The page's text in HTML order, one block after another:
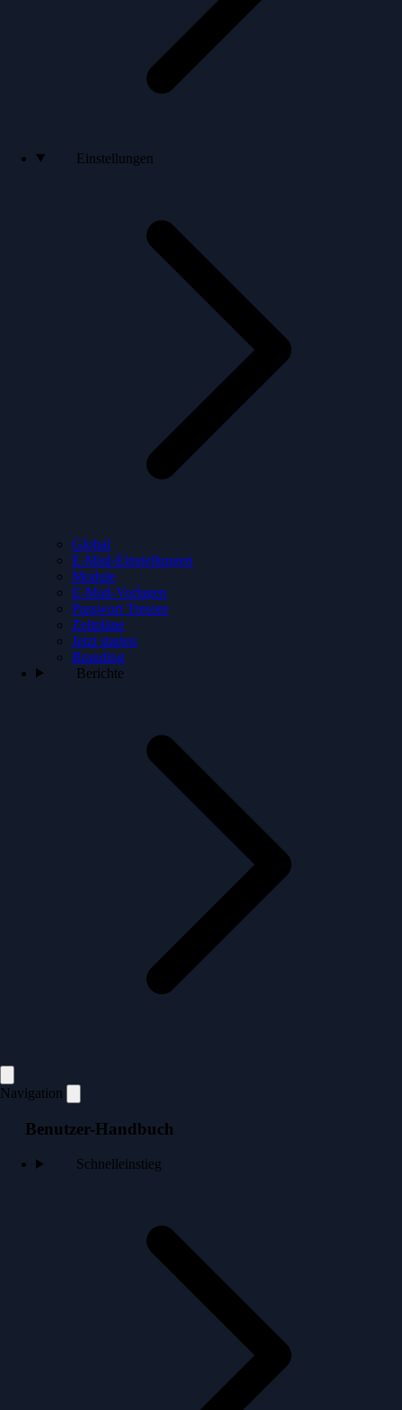
Einstellungen
Global
E-Mail-Einstellungen
Module
E-Mail-Vorlagen
Passwort Tresore
Zeitpläne
Jetzt starten
Branding
Berichte
Navigation
Benutzer-Handbuch
Schnelleinstieg